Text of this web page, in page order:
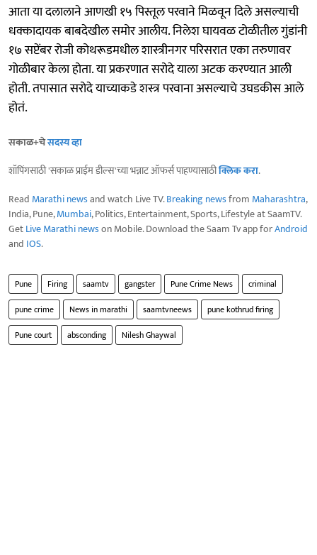
आता या दलालाने आणखी १५ पिस्तूल परवाने मिळवून दिले असल्याची
धक्कादायक बाबदेखील समोर आलीय. निलेश घायवळ टोळीतील गुंडांनी
१७ सप्टेंबर रोजी कोथरूडमधील शास्त्रीनगर परिसरात एका तरुणावर
गोळीबार केला होता. या प्रकरणात सरोदे याला अटक करण्यात आली
होती. तपासात सरोदे याच्याकडे शस्त्र परवाना असल्याचे उघडकीस आले
होतं.
सकाळ+चेसदस्य व्हा
शॉपिंगसाठी 'सकाळ प्राईम डील्स'च्या भन्नाट ऑफर्स पाहण्यासाठीक्लिक करा.
Read Marathi newsand watch Live TV.Breaking newsfrom Maharashtra,
India, Pune,Mumbai, Politics, Entertainment, Sports, Lifestyle at SaamTV.
GetLive Marathi newson Mobile. Download the Saam Tv app forAndroid
and IOS.
Pune Firing saamtv gangster Pune Crime News
criminal
pune crime
News in marathi saamtvneews
pune kothrud firing
Pune court
absconding Nilesh Ghaywal